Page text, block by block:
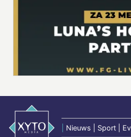
Nieuws | Sport |